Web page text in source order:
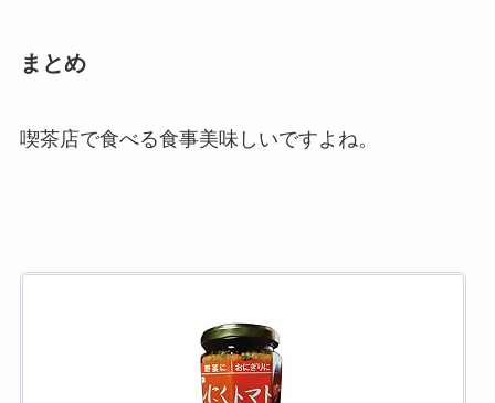
まとめ
喫茶店で食べる食事美味しいですよね。